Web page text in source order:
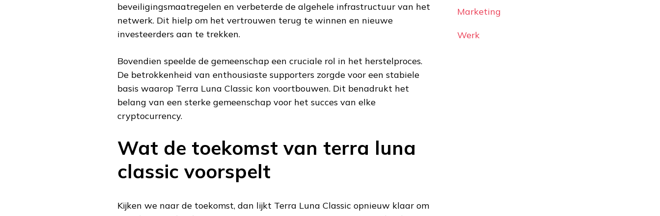
beveiligingsmaatregelen en verbeterde de algehele infrastructuur van het
netwerk. Dit hielp om het vertrouwen terug te winnen en nieuwe
investeerders aan te trekken.
Bovendien speelde de gemeenschap een cruciale rol in het herstelproces.
De betrokkenheid van enthousiaste supporters zorgde voor een stabiele
basis waarop Terra Luna Classic kon voortbouwen. Dit benadrukt het
belang van een sterke gemeenschap voor het succes van elke
cryptocurrency.
Wat de toekomst van terra luna
classic voorspelt
Kijken we naar de toekomst, dan lijkt Terra Luna Classic opnieuw klaar om
Marketing
Werk